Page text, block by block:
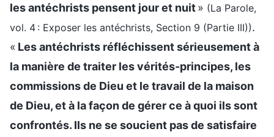
les antéchrists pensent jour et nuit» (La Parole,
vol. 4 : Exposer les antéchrists, Section 9 (Partie III)).
« Les antéchrists réfléchissent sérieusement à
la manière de traiter les vérités-principes, les
commissions de Dieu et le travail de la maison
de Dieu, et à la façon de gérer ce à quoi ils sont
confrontés. Ils ne se soucient pas de satisfaire